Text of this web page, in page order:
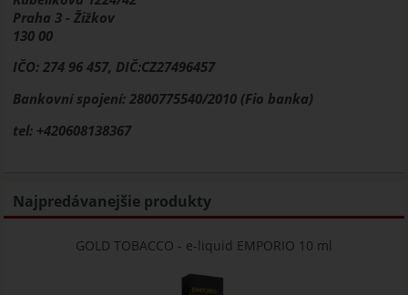
Praha 3 - Žižkov
130 00
IČO: 274 96 457, DIČ:CZ27496457
Bankovní spojení: 2800775540/2010 (Fio banka)
tel: +420608138367
Najpredávanejšie produkty
GOLD TOBACCO - e-liquid EMPORIO 10 ml